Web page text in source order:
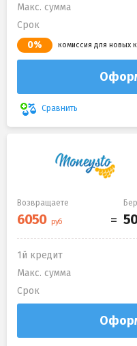
Макс. сумма
Срок
0% комиссия для новых
Сравнить
Возвращаете
1й кредит
Макс. сумма
Срок